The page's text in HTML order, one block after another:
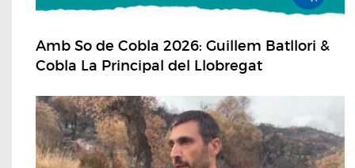
Amb So de Cobla 2026: Guillem Batllori &
Cobla La Principal del Llobregat